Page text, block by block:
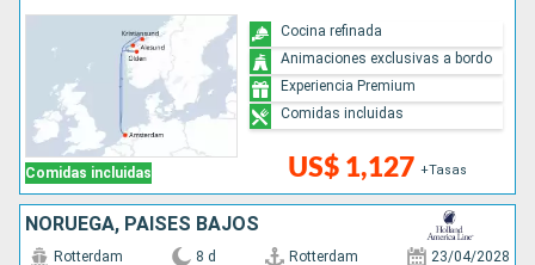
Comidas incluidas US$ 1,127 +Tasas
Cocina refinada
Animaciones exclusivas a bordo
Experiencia Premium
Comidas incluidas
NORUEGA, PAISES BAJOS
Rotterdam 8 d Rotterdam 23/04/2028